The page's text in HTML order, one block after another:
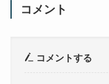
コメント
コメントする